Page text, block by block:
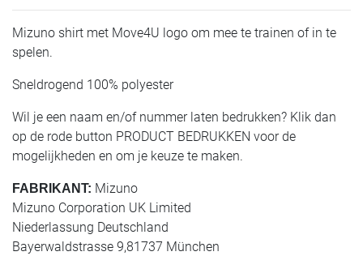
Mizuno shirt met Move4U logo om mee te trainen of in te
spelen.
Sneldrogend 100% polyester
Wil je een naam en/of nummer laten bedrukken? Klik dan
op de rode button PRODUCT BEDRUKKEN voor de
mogelijkheden en om je keuze te maken.
FABRIKANT: Mizuno
Mizuno Corporation UK Limited
Niederlassung Deutschland
Bayerwaldstrasse 9,81737 München